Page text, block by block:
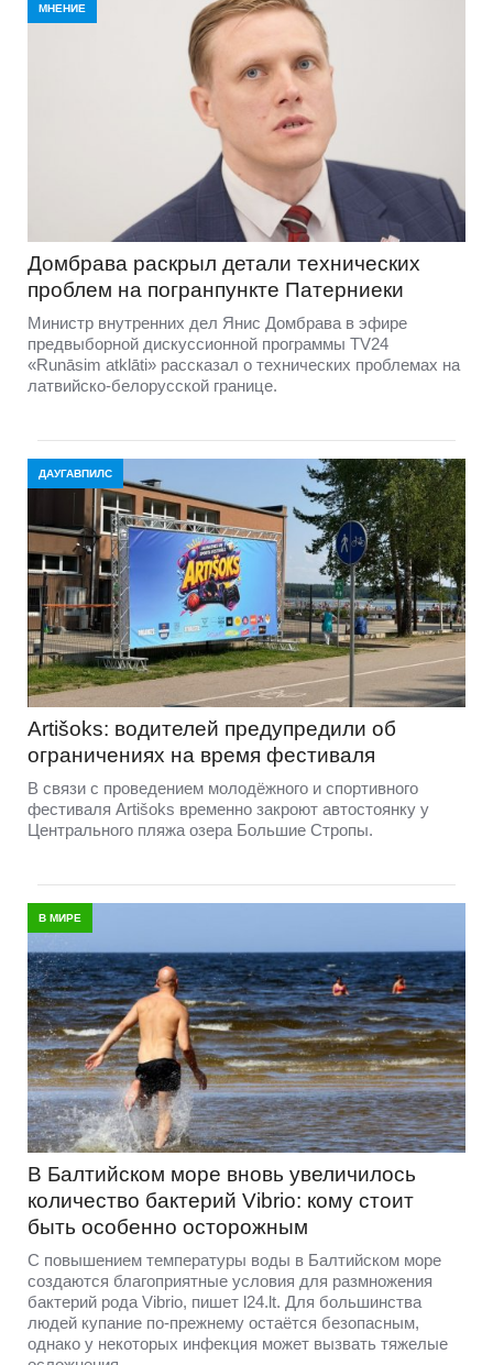
МНЕНИЕ
Домбравa раскрыл детали технических
проблем на погранпункте Патерниеки
Министр внутренних дел Янис Домбрава в эфире
предвыборной дискуссионной программы TV24
«Runāsim atklāti» рассказал о технических проблемах на
латвийско-белорусской границе.
ДАУГАВПИЛС
Artišoks: водителей предупредили об
ограничениях на время фестиваля
В связи с проведением молодёжного и спортивного
фестиваля Artišoks временно закроют автостоянку у
Центрального пляжа озера Большие Стропы.
В МИРЕ
В Балтийском море вновь увеличилось
количество бактерий Vibrio: кому стоит
быть особенно осторожным
С повышением температуры воды в Балтийском море
создаются благоприятные условия для размножения
бактерий рода Vibrio, пишет l24.lt. Для большинства
людей купание по-прежнему остаётся безопасным,
однако у некоторых инфекция может вызвать тяжелые